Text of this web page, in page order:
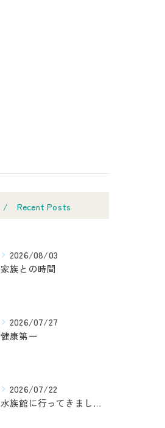
Recent Posts
2026/08/03
家族との時間
2026/07/27
健康第一
2026/07/22
水族館に行ってきました！